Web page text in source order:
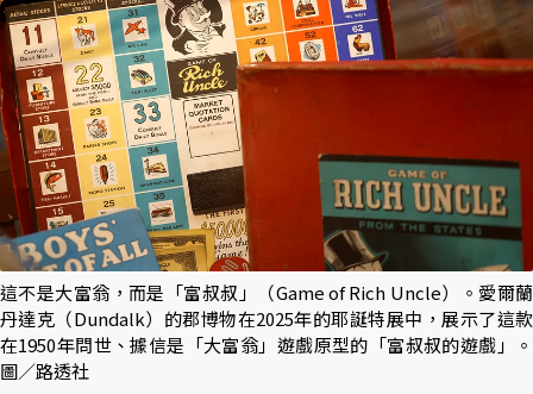
這不是大富翁，而是「富叔叔」（Game of Rich Uncle）。愛爾蘭
丹達克（Dundalk）的郡博物在2025年的耶誕特展中，展示了這款
在1950年問世、據信是「大富翁」遊戲原型的「富叔叔的遊戲」。
圖／路透社